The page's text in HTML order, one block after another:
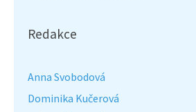
Redakce
Anna Svobodová
Dominika Kučerová